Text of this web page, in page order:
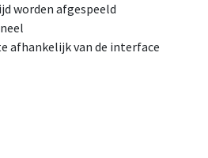
worden afgespeeld
afhankelijk van de interface